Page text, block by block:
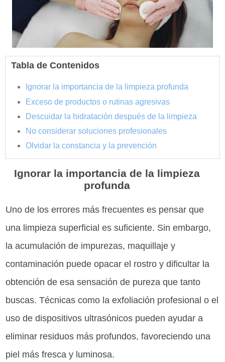
Tabla de Contenidos
Ignorar la importancia de la limpieza profunda
Exceso de productos o rutinas agresivas
Descuidar la hidratación después de la limpieza
No considerar soluciones profesionales
Olvidar la constancia y la prevención
Ignorar la importancia de la limpieza
profunda
Uno de los errores más frecuentes es pensar que
una limpieza superficial es suficiente. Sin embargo,
la acumulación de impurezas, maquillaje y
contaminación puede opacar el rostro y dificultar la
obtención de esa sensación de pureza que tanto
buscas. Técnicas como la exfoliación profesional o el
uso de dispositivos ultrasónicos pueden ayudar a
eliminar residuos más profundos, favoreciendo una
piel más fresca y luminosa.